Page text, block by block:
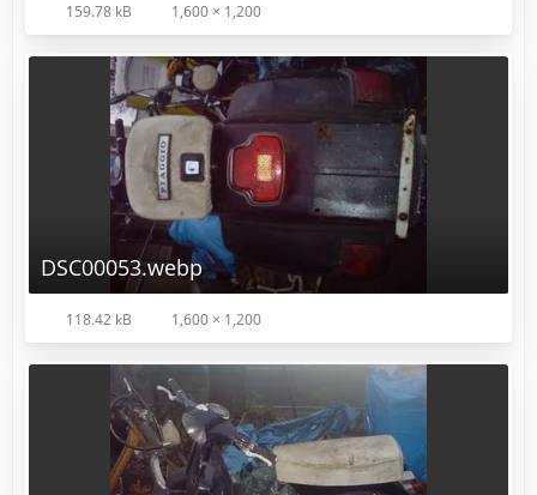
159.78 kB 1,600 × 1,200
DSC00053.webp
118.42 kB 1,600 × 1,200